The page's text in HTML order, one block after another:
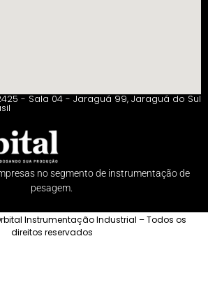
- Sala 04 - Jaraguá 99, Jaraguá do Sul
no segmento de instrumentação de
pesagem.
Instrumentação Industrial – Todos os
direitos reservados